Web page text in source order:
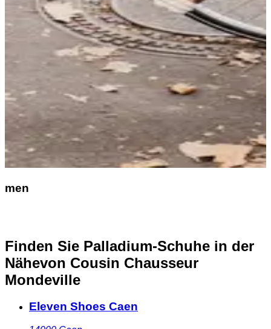
men
Finden Sie Palladium-Schuhe in der
Nähevon Cousin Chausseur
Mondeville
Eleven Shoes Caen